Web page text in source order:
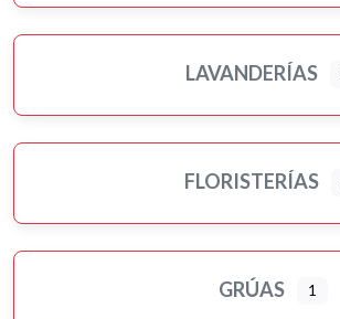
LAVANDERÍAS
FLORISTERÍAS
GRÚAS 1